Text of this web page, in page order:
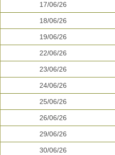
17/06/26
18/06/26
19/06/26
22/06/26
23/06/26
24/06/26
25/06/26
26/06/26
29/06/26
30/06/26